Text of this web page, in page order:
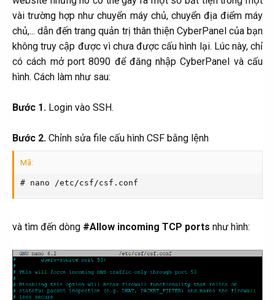
vài trường hợp như chuyển máy chủ, chuyển địa điểm máy
chủ,... dẫn đến trang quản trị thân thiện CyberPanel của bạn
không truy cập được vì chưa được cấu hình lại. Lúc này, chỉ
có cách mở port 8090 để đăng nhập CyberPanel và cấu
hình. Cách làm như sau:
Bước 1. Login vào SSH.
Bước 2. Chỉnh sửa file cấu hình CSF bằng lệnh
Mã:
# nano /etc/csf/csf.conf
và tìm đến dòng #Allow incoming TCP ports như hình: